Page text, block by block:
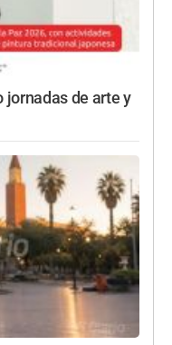
jornadas de arte y